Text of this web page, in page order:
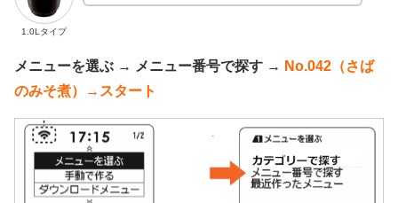
1.0Lタイプ
メニューを選ぶ → メニュー番号で探す → No.042（さば
のみそ煮）→スタート